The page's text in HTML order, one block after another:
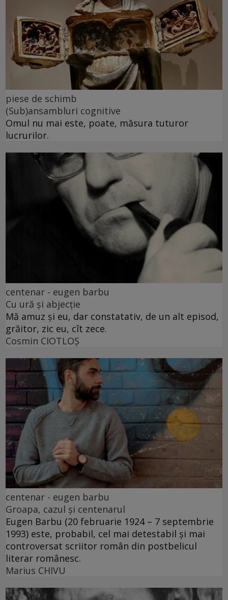
piese de schimb
(Sub)ansambluri cognitive
Omul nu mai este, poate, măsura tuturor
lucrurilor.
centenar - eugen barbu
Cu ură și abjecție
Mă amuz și eu, dar constatativ, de un alt episod,
grăitor, zic eu, cît zece.
Cosmin CIOTLOŞ
centenar - eugen barbu
Groapa, cazul și centenarul
Eugen Barbu (20 februarie 1924 – 7 septembrie
1993) este, probabil, cel mai detestabil și mai
controversat scriitor român din postbelicul
literar românesc.
Marius CHIVU